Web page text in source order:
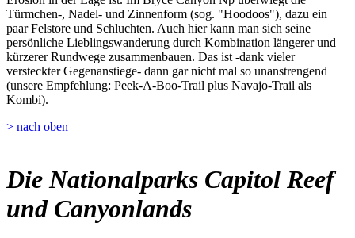
Türmchen-, Nadel- und Zinnenform (sog. "Hoodoos"), dazu ein
paar Felstore und Schluchten. Auch hier kann man sich seine
persönliche Lieblingswanderung durch Kombination längerer und
kürzerer Rundwege zusammenbauen. Das ist -dank vieler
versteckter Gegenanstiege- dann gar nicht mal so unanstrengend
(unsere Empfehlung: Peek-A-Boo-Trail plus Navajo-Trail als
Kombi).
> nach oben
Die Nationalparks Capitol Reef
und Canyonlands